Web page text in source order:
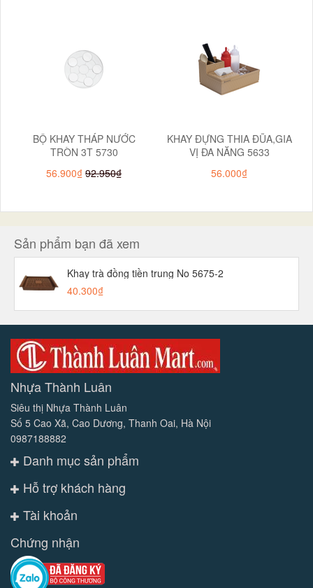
BỘ KHAY THÁP NƯỚC
TRÒN 3T 5730
56.900₫ 92.950₫
KHAY ĐỰNG THIA ĐŨA,GIA
VỊ ĐA NĂNG 5633
56.000₫
Sản phẩm bạn đã xem
Khay trà đồng tiền trung No 5675-2
40.300₫
Nhựa Thành Luân
Siêu thị Nhựa Thành Luân
Số 5 Cao Xã, Cao Dương, Thanh Oai, Hà Nội
0987188882
Danh mục sản phẩm
Hỗ trợ khách hàng
Tài khoản
Chứng nhận